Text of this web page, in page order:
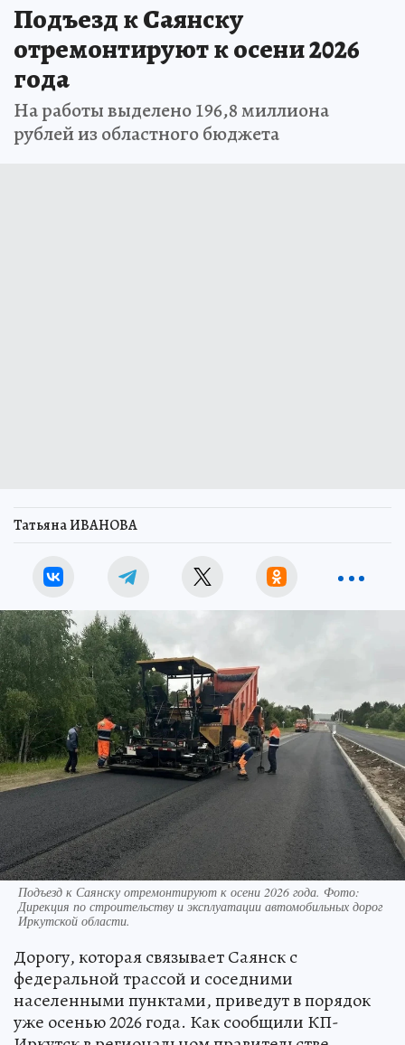
Подъезд к Саянску
отремонтируют к осени 2026
года
На работы выделено 196,8 миллиона
рублей из областного бюджета
Татьяна ИВАНОВА
Подъезд к Саянску отремонтируют к осени 2026 года. Фото:
Дирекция по строительству и эксплуатации автомобильных дорог
Иркутской области.
Дорогу, которая связывает Саянск с
федеральной трассой и соседними
населенными пунктами, приведут в порядок
уже осенью 2026 года. Как сообщили КП-